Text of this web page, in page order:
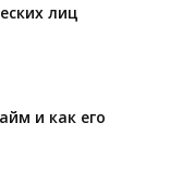
лиц
и как его